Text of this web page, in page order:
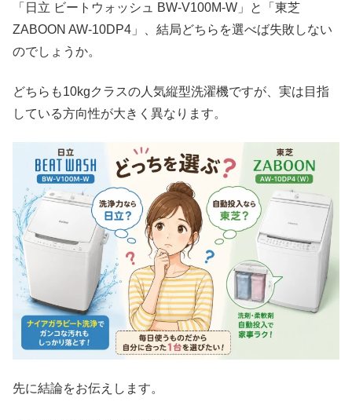
「日立 ビートウォッシュ BW-V100M-W」と「東芝
ZABOON AW-10DP4」、結局どちらを選べば失敗しない
のでしょうか。
どちらも10kgクラスの人気縦型洗濯機ですが、実は目指
している方向性が大きく異なります。
先に結論をお伝えします。